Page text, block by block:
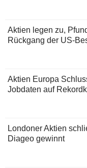
Aktien legen zu,
Rückgang der US-
Aktien Europa
Jobdaten auf
Londoner Aktien
Diageo gewinnt